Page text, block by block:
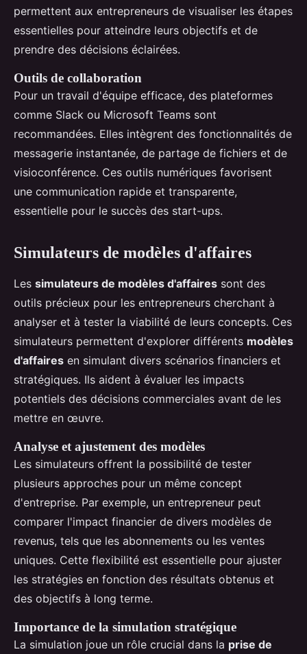
permettent aux entrepreneurs de visualiser les étapes
essentielles pour atteindre leurs objectifs et de
prendre des décisions éclairées.
Outils de collaboration
Pour un travail d'équipe efficace, des plateformes
comme Slack ou Microsoft Teams sont
recommandées. Elles intègrent des fonctionnalités de
messagerie instantanée, de partage de fichiers et de
visioconférence. Ces outils numériques favorisent
une communication rapide et transparente,
essentielle pour le succès des start-ups.
Simulateurs de modèles d'affaires
Les simulateurs de modèles d'affaires sont des
outils précieux pour les entrepreneurs cherchant à
analyser et à tester la viabilité de leurs concepts. Ces
simulateurs permettent d'explorer différents modèles
d'affaires en simulant divers scénarios financiers et
stratégiques. Ils aident à évaluer les impacts
potentiels des décisions commerciales avant de les
mettre en œuvre.
Analyse et ajustement des modèles
Les simulateurs offrent la possibilité de tester
plusieurs approches pour un même concept
d'entreprise. Par exemple, un entrepreneur peut
comparer l'impact financier de divers modèles de
revenus, tels que les abonnements ou les ventes
uniques. Cette flexibilité est essentielle pour ajuster
les stratégies en fonction des résultats obtenus et
des objectifs à long terme.
Importance de la simulation stratégique
La simulation joue un rôle crucial dans la prise de